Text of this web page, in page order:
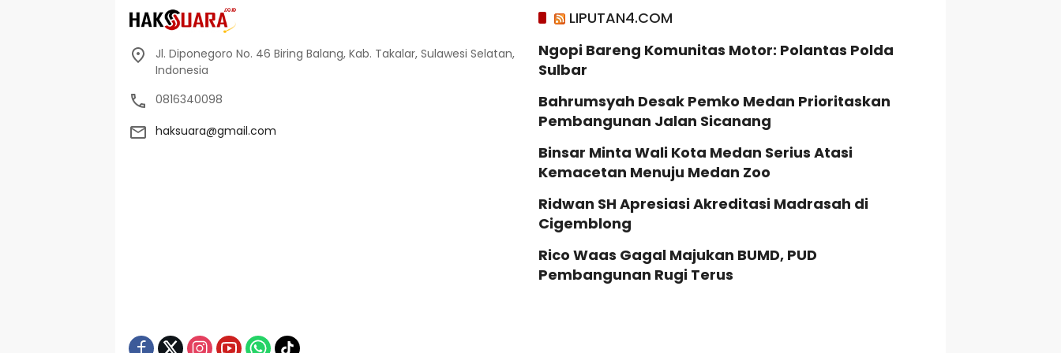
Jl. Diponegoro No. 46 Biring Balang, Kab. Takalar, Sulawesi Selatan,
Indonesia
0816340098
haksuara@gmail.com
LIPUTAN4.COM
Ngopi Bareng Komunitas Motor: Polantas Polda
Sulbar
Bahrumsyah Desak Pemko Medan Prioritaskan
Pembangunan Jalan Sicanang
Binsar Minta Wali Kota Medan Serius Atasi
Kemacetan Menuju Medan Zoo
Ridwan SH Apresiasi Akreditasi Madrasah di
Cigemblong
Rico Waas Gagal Majukan BUMD, PUD
Pembangunan Rugi Terus